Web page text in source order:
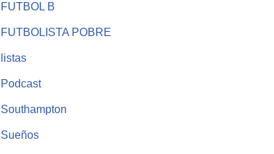
FUTBOL B
FUTBOLISTA POBRE
listas
Podcast
Southampton
Sueños